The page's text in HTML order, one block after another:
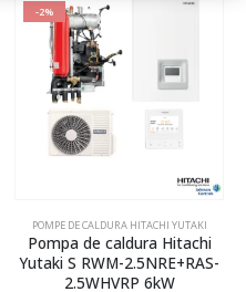
-2%
POMPE DE CALDURA HITACHI YUTAKI
Pompa de caldura Hitachi
Yutaki S RWM-2.5NRE+RAS-
2.5WHVRP 6kW